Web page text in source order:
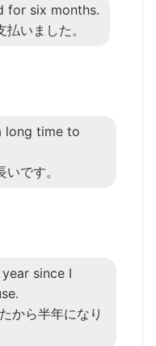
for six months.
いました。
long time to
です。
since I
から半年になり